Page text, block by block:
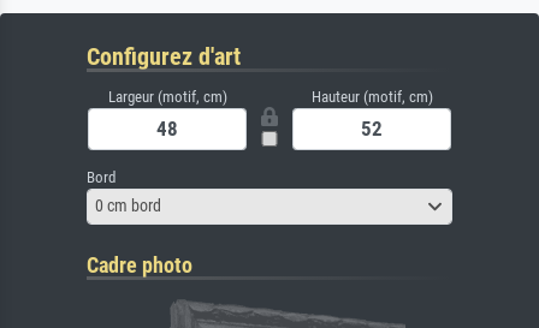
Configurez d'art
Largeur (motif, cm) Hauteur (motif, cm)
Bord
0 cm bord
Cadre photo